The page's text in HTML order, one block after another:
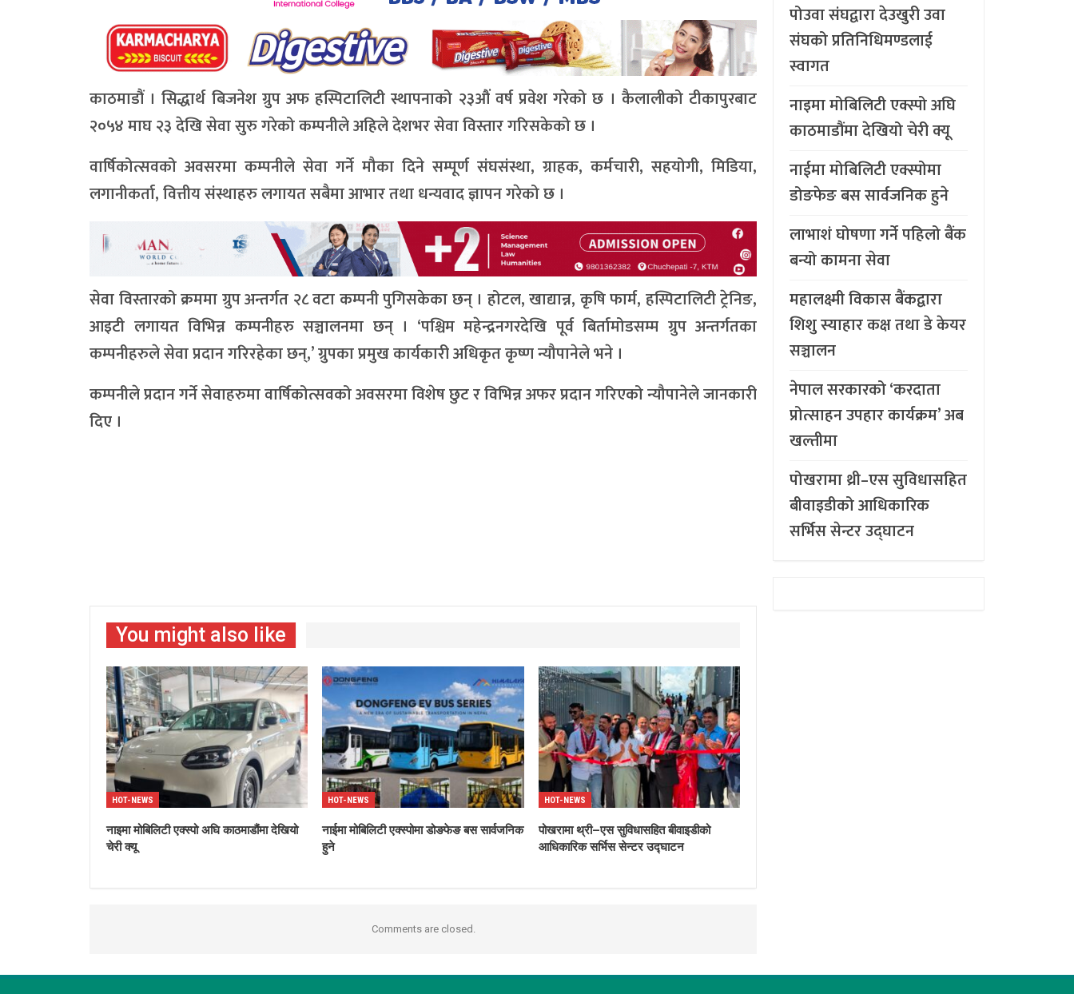
काठमाडौं । सिद्धार्थ बिजनेश ग्रुप अफ हस्पिटालिटी स्थापनाको २३औं वर्ष प्रवेश गरेको छ । कैलालीको टीकापुरबाट
२०५४ माघ २३ देखि सेवा सुरु गरेको कम्पनीले अहिले देशभर सेवा विस्तार गरिसकेको छ ।
वार्षिकोत्सवको अवसरमा कम्पनीले सेवा गर्ने मौका दिने सम्पूर्ण संघसंस्था, ग्राहक, कर्मचारी, सहयोगी, मिडिया,
लगानीकर्ता, वित्तीय संस्थाहरु लगायत सबैमा आभार तथा धन्यवाद ज्ञापन गरेको छ ।
सेवा विस्तारको क्रममा ग्रुप अन्तर्गत २८ वटा कम्पनी पुगिसकेका छन् । होटल, खाद्यान्न, कृषि फार्म, हस्पिटालिटी ट्रेनिङ,
आइटी लगायत विभिन्न कम्पनीहरु सञ्चालनमा छन् । ‘पश्चिम महेन्द्रनगरदेखि पूर्व बिर्तामोडसम्म ग्रुप अन्तर्गतका
कम्पनीहरुले सेवा प्रदान गरिरहेका छन्,’ ग्रुपका प्रमुख कार्यकारी अधिकृत कृष्ण न्यौपानेले भने ।
कम्पनीले प्रदान गर्ने सेवाहरुमा वार्षिकोत्सवको अवसरमा विशेष छुट र विभिन्न अफर प्रदान गरिएको न्यौपानेले जानकारी
दिए ।
You might also like
HOT-NEWS
नाइमा मोबिलिटी एक्स्पो अघि काठमाडौंमा देखियो
चेरी क्यू
HOT-NEWS
नाईमा मोबिलिटी एक्स्पोमा डोङफेङ बस सार्वजनिक
हुने
HOT-NEWS
पोखरामा थ्री–एस सुविधासहित बीवाइडीको
आधिकारिक सर्भिस सेन्टर उद्घाटन
Comments are closed.
पोउवा संघद्वारा देउखुरी उवा
संघको प्रतिनिधिमण्डलाई
स्वागत
नाइमा मोबिलिटी एक्स्पो अघि
काठमाडौंमा देखियो चेरी क्यू
नाईमा मोबिलिटी एक्स्पोमा
डोङफेङ बस सार्वजनिक हुने
लाभाशं घोषणा गर्ने पहिलो बैंक
बन्यो कामना सेवा
महालक्ष्मी विकास बैंकद्वारा
शिशु स्याहार कक्ष तथा डे केयर
सञ्चालन
नेपाल सरकारको ‘करदाता
प्रोत्साहन उपहार कार्यक्रम’ अब
खल्तीमा
पोखरामा थ्री–एस सुविधासहित
बीवाइडीको आधिकारिक
सर्भिस सेन्टर उद्घाटन